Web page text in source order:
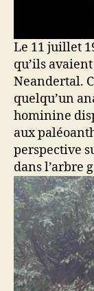
Le 11 juillet
qu’ils
Neandertal.
quelqu’un
hominine
aux
perspective
dans l’arbre